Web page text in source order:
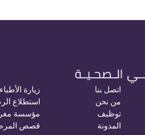
اتصل بنا
من نحن
توظيف
المدونة
زيارة الأطباء
استطلاع
مؤسسة
قصص